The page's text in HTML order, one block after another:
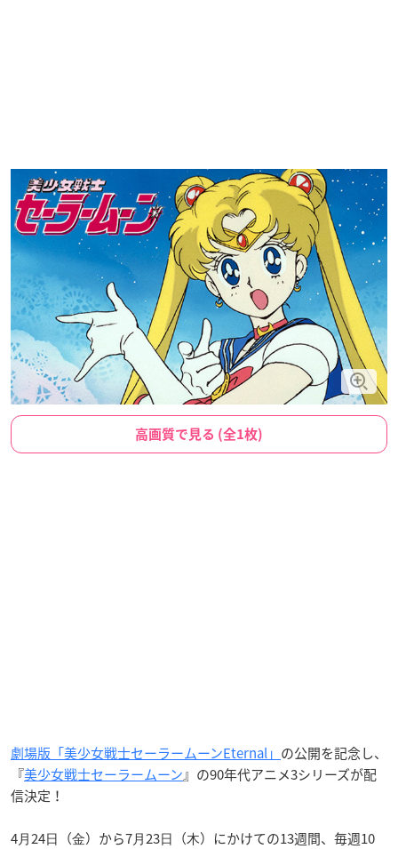
高画質で見る (全1枚)
劇場版「美少女戦士セーラームーンEternal」 の公開を記念し、
『美少女戦士セーラームーン』の90年代アニメ3シリーズが配
信決定！
4⽉24⽇（⾦）から7⽉23⽇（⽊）にかけての13週間、毎週10